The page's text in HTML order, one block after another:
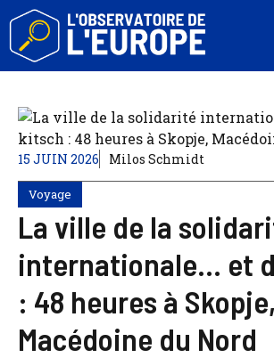
Aller
contenu
15 JUIN 2026 Milos Schmidt
Voyage
La ville de la
internationale… et
: 48 heures à Skopje,
Macédoine du Nord